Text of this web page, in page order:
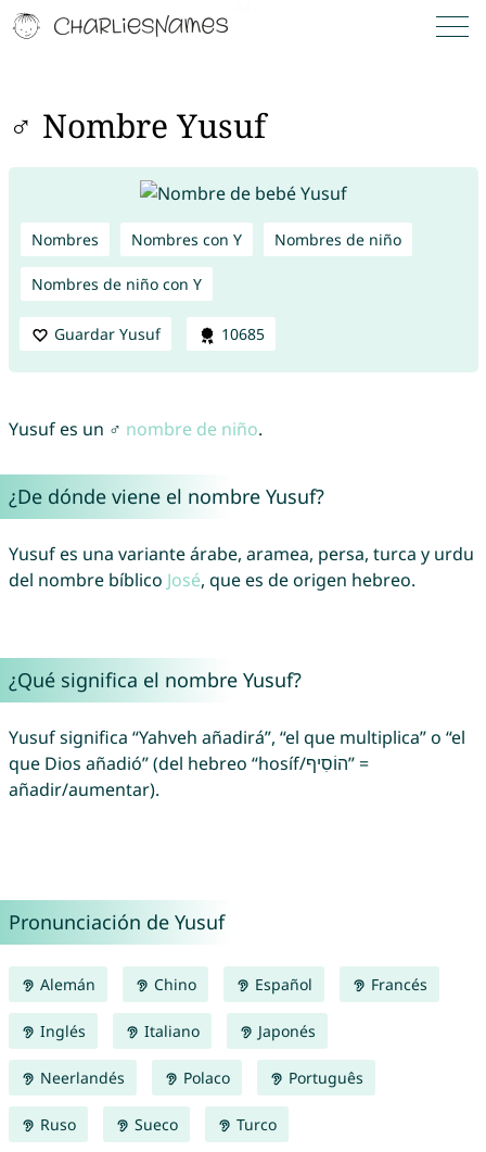
♂ Nombre Yusuf
Nombres Nombres con Y Nombres de niño
Nombres de niño con Y
Guardar Yusuf 10685
Yusuf es un ♂ nombre de niño.
¿De dónde viene el nombre Yusuf?
Yusuf es una variante árabe, aramea, persa, turca y urdu
del nombre bíblico José, que es de origen hebreo.
¿Qué significa el nombre Yusuf?
Yusuf significa “Yahveh añadirá”, “el que multiplica” o “el
que Dios añadió” (del hebreo “hosíf/הוֹסִיף” =
añadir/aumentar).
Pronunciación de Yusuf
Alemán Chino Español Francés
Inglés Italiano Japonés
Neerlandés Polaco Português
Ruso Sueco Turco